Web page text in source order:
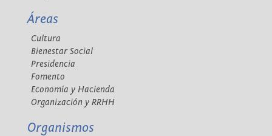
Áreas
Cultura
Bienestar Social
Presidencia
Fomento
Economía y Hacienda
Organización y RRHH
Organismos